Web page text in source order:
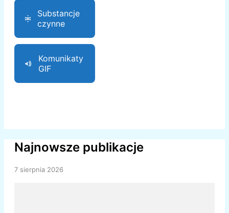
Substancje
czynne
Komunikaty
GIF
Najnowsze publikacje
7 sierpnia 2026